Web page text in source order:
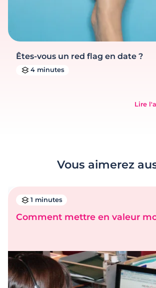
Êtes-vous un red flag en date ?
4 minutes
Lire
Vous aimerez
1 minutes
Comment mettre en valeur